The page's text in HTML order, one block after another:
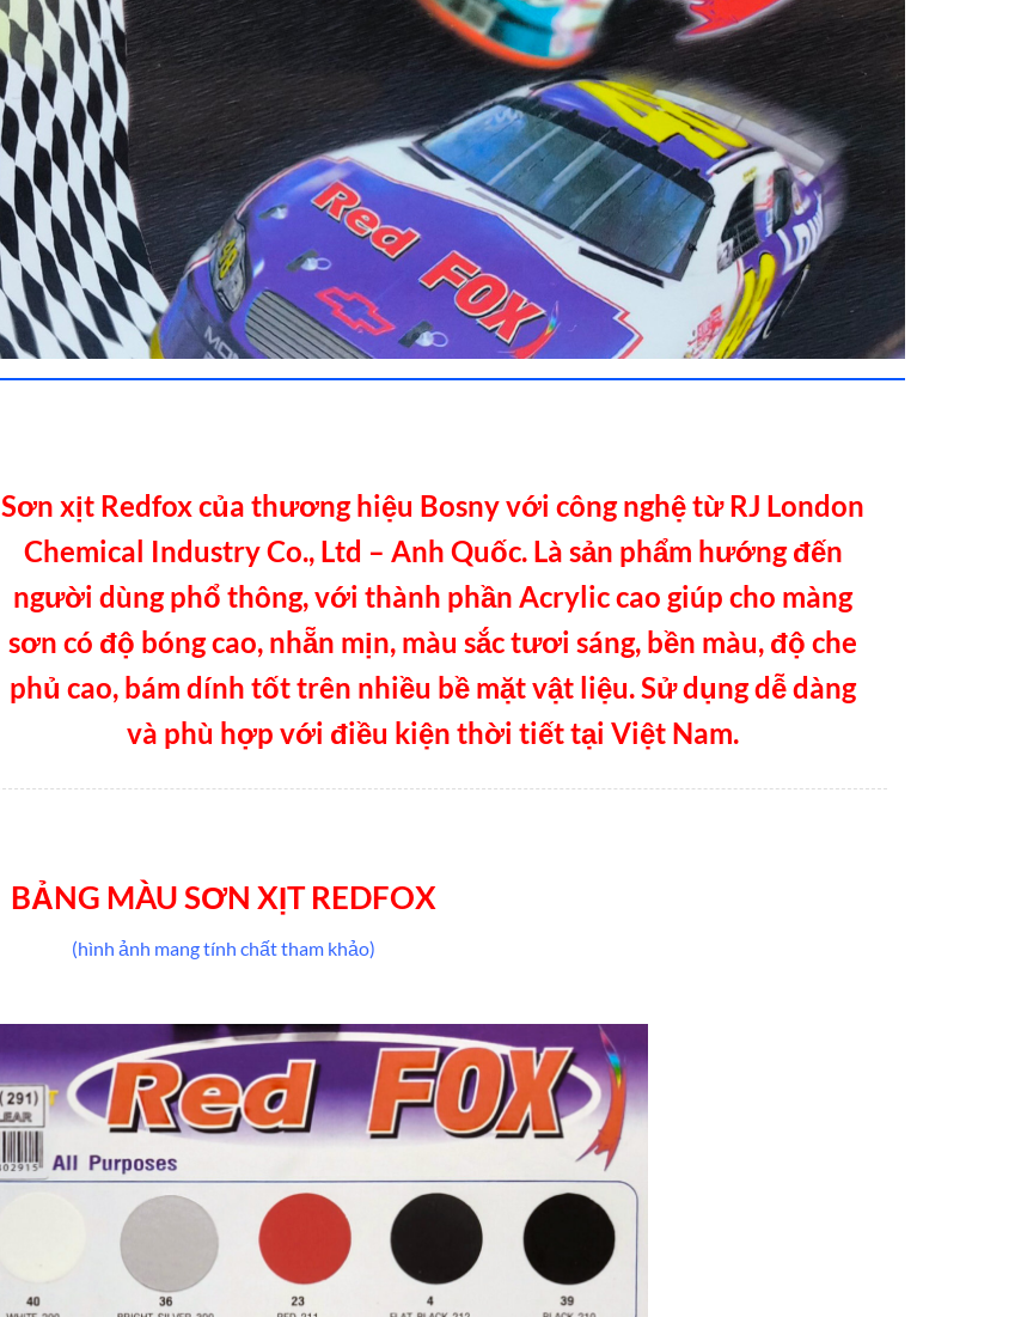
Sơn xịt Redfox của thương hiệu Bosny với công nghệ từ RJ London
Chemical Industry Co., Ltd – Anh Quốc. Là sản phẩm hướng đến
người dùng phổ thông, với thành phần Acrylic cao giúp cho màng
sơn có độ bóng cao, nhẵn mịn, màu sắc tươi sáng, bền màu, độ che
phủ cao, bám dính tốt trên nhiều bề mặt vật liệu. Sử dụng dễ dàng
và phù hợp với điều kiện thời tiết tại Việt Nam.
BẢNG MÀU SƠN XỊT REDFOX
(hình ảnh mang tính chất tham khảo)